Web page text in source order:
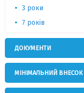
3 роки
7 років
ДОКУМЕНТИ
МІНІМАЛЬНИЙ ВНЕСОК